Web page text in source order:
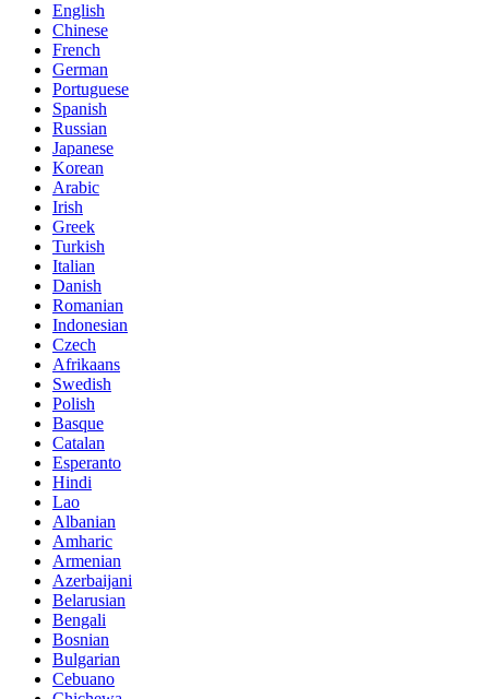
English
Chinese
French
German
Portuguese
Spanish
Russian
Japanese
Korean
Arabic
Irish
Greek
Turkish
Italian
Danish
Romanian
Indonesian
Czech
Afrikaans
Swedish
Polish
Basque
Catalan
Esperanto
Hindi
Lao
Albanian
Amharic
Armenian
Azerbaijani
Belarusian
Bengali
Bosnian
Bulgarian
Cebuano